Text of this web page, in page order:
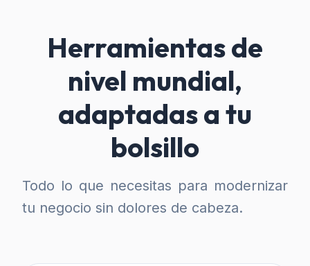
Herramientas de
nivel mundial,
adaptadas a tu
bolsillo
Todo lo que necesitas para modernizar
tu negocio sin dolores de cabeza.